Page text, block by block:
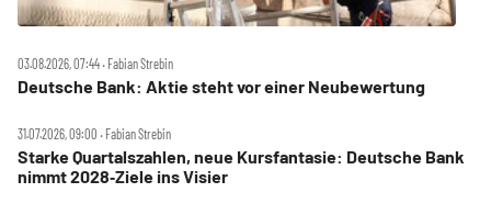
03.08.2026, 07:44 ‧ Fabian Strebin
Deutsche Bank: Aktie steht vor einer Neubewertung
31.07.2026, 09:00 ‧ Fabian Strebin
Starke Quartalszahlen, neue Kursfantasie: Deutsche Bank
nimmt 2028‑Ziele ins Visier